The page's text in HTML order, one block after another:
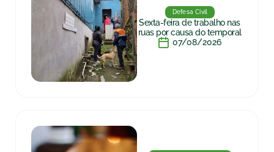
Defesa Civil
Sexta-feira de trabalho nas
ruas por causa do temporal
07/08/2026